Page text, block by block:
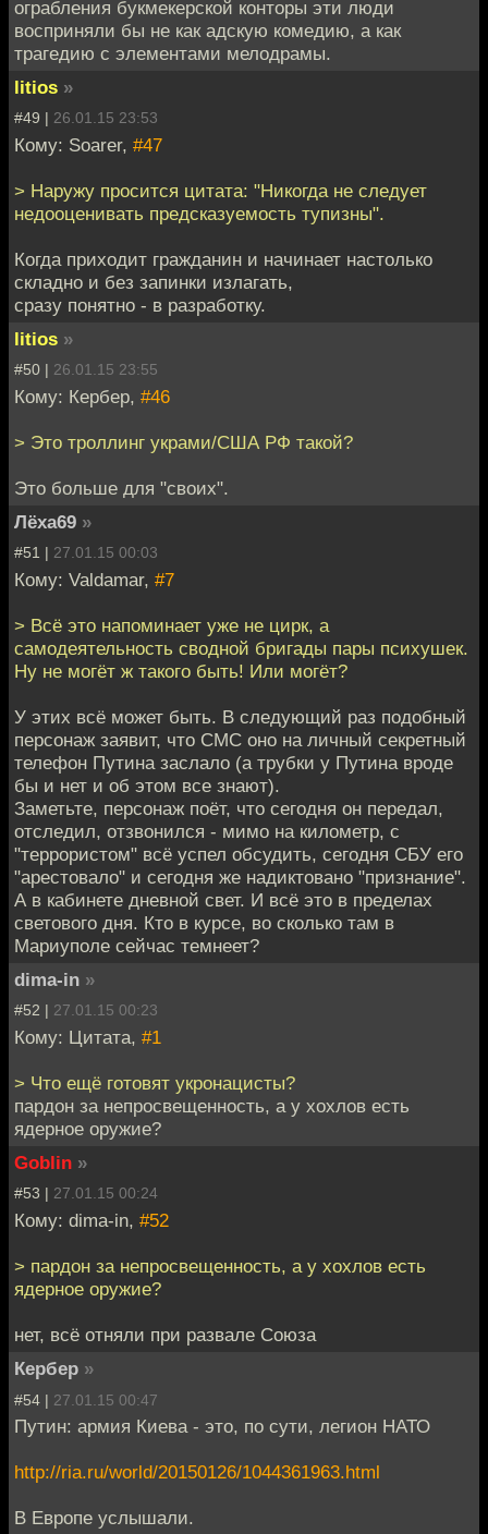
ограбления букмекерской конторы эти люди
восприняли бы не как адскую комедию, а как
трагедию с элементами мелодрамы.
litios »
#49 | 26.01.15 23:53
Кому: Soarer, #47
> Наружу просится цитата: "Никогда не следует
недооценивать предсказуемость тупизны".
Когда приходит гражданин и начинает настолько
складно и без запинки излагать,
сразу понятно - в разработку.
litios »
#50 | 26.01.15 23:55
Кому: Кербер, #46
> Это троллинг украми/США РФ такой?
Это больше для "своих".
Лёха69 »
#51 | 27.01.15 00:03
Кому: Valdamar, #7
> Всё это напоминает уже не цирк, а
самодеятельность сводной бригады пары психушек.
Ну не могёт ж такого быть! Или могёт?
У этих всё может быть. В следующий раз подобный
персонаж заявит, что СМС оно на личный секретный
телефон Путина заслало (а трубки у Путина вроде
бы и нет и об этом все знают).
Заметьте, персонаж поёт, что сегодня он передал,
отследил, отзвонился - мимо на километр, с
"террористом" всё успел обсудить, сегодня СБУ его
"арестовало" и сегодня же надиктовано "признание".
А в кабинете дневной свет. И всё это в пределах
светового дня. Кто в курсе, во сколько там в
Мариуполе сейчас темнеет?
dima-in »
#52 | 27.01.15 00:23
Кому: Цитата, #1
> Что ещё готовят укронацисты?
пардон за непросвещенность, а у хохлов есть
ядерное оружие?
Goblin »
#53 | 27.01.15 00:24
Кому: dima-in, #52
> пардон за непросвещенность, а у хохлов есть
ядерное оружие?
нет, всё отняли при развале Союза
Кербер »
#54 | 27.01.15 00:47
Путин: армия Киева - это, по сути, легион НАТО
http://ria.ru/world/20150126/1044361963.html
В Европе услышали.